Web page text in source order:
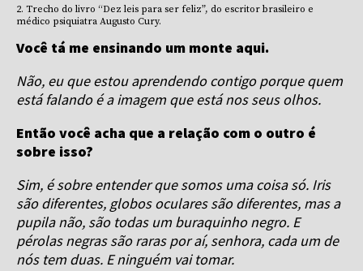
2. Trecho do livro “Dez leis para ser feliz”, do escritor brasileiro e
médico psiquiatra Augusto Cury.
Você tá me ensinando um monte aqui.
Não, eu que estou aprendendo contigo porque quem
está falando é a imagem que está nos seus olhos.
Então você acha que a relação com o outro é
sobre isso?
Sim, é sobre entender que somos uma coisa só. Iris
são diferentes, globos oculares são diferentes, mas a
pupila não, são todas um buraquinho negro. E
pérolas negras são raras por aí, senhora, cada um de
nós tem duas. E ninguém vai tomar.